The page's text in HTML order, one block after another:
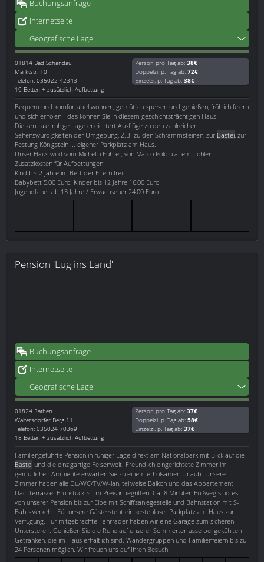
Buchungsanfrage
Internetseite
Geografische Lage
01814 Bad Schandau
Marktstr. 10
Telefon: 035022 42343
19 Betten + zusätzlich Aufbettung
Person pro Tag ab: 38€
Doppelzi. p. Tag ab: 72€
Einzelzi. p. Tag ab: 38€
Bequem und komfortabel wohnen, gemütlich speisen und genießen, fröhlich feiern
und sich erholen - das können Sie in diesem geschichtsträchtigen Haus.
Die zentrale, ruhige Lage erleichtert Ausflüge zu den zahlreichen
Sehenswürdigkeiten der Umgebung, Z.B. zu den Schrammsteinen, zur Bastei , zur
Festung Königstein ... eigener Parkplatz am Haus.
Unser Haus wird vom Michelin Führer, von Marco Polo u.a. empfohlen.
Zusatzkosten für Aufbettungen:
Kind bis 2 Jahre im Bett der Eltern frei
Babybett 5,00 Euro; Kinder bis 12 Jahre 16,00 Euro
Jugendlicher ab 13 Jahre / Erwachsener 24,00 Euro
Pension 'Lug ins Land'
Buchungsanfrage
Internetseite
Geografische Lage
01824 Rathen
Waltersdorfer Berg 11
Telefon: 035024 70369
18 Betten + zusätzlich Aufbettung
Person pro Tag ab: 37€
Doppelzi. p. Tag ab: 58€
Einzelzi. p. Tag ab: 37€
Familiengeführte Pension in ruhiger Lage direkt am Nationalpark mit Blick auf die
Bastei und die einzigartige Felsenwelt. Freundlich eingerichtete Zimmer im
gemütlichen Ambiente erwarten Sie zu einem erholsamen Urlaub. Unsere
Zimmer haben alle Du/WC/TV/W-lan, teilweise Balkon und das Appartement
Dachterrasse. Frühstück ist im Preis inbegriffen. Ca. 8 Minuten Fußweg sind es
von unserer Pension bis zur Elbe mit Schiffsanlegestelle und Bahnstation mit S-
Bahn-Verkehr. Für unsere Gäste steht ein kostenloser Parkplatz am Haus zur
Verfügung. Für mitgebrachte Fahrräder haben wir eine Garage zum sicheren
Unterstellen. Genießen Sie die Ruhe auf unserer Sommerterrasse bei gekühlten
Getränken, die im Haus erhältlich sind. Wandergruppen und Familienfeiern bis zu
24 Personen möglich. Wir freuen uns auf Ihren Besuch.